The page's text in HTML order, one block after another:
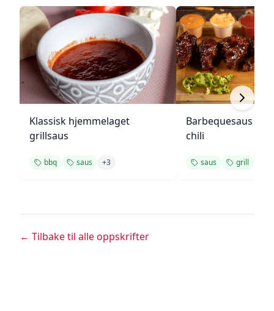
Klassisk hjemmelaget
grillsaus
bbq saus +3
Barbequesaus
chili
saus grill
← Tilbake til alle oppskrifter